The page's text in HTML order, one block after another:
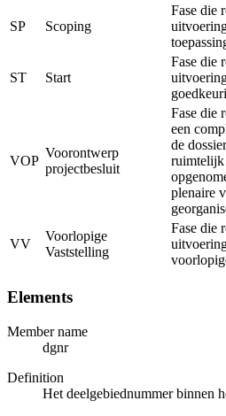
SP Scoping
Fase die
ST Start
Fase die
VOP
Voorontwerp
projectbesluit
Fase die
een
de
ruimtelijk
plenaire
VV
Voorlopige
Vaststelling
Fase die
Elements
Member name
dgnr
Definition
Het deelgebiednummer binnen